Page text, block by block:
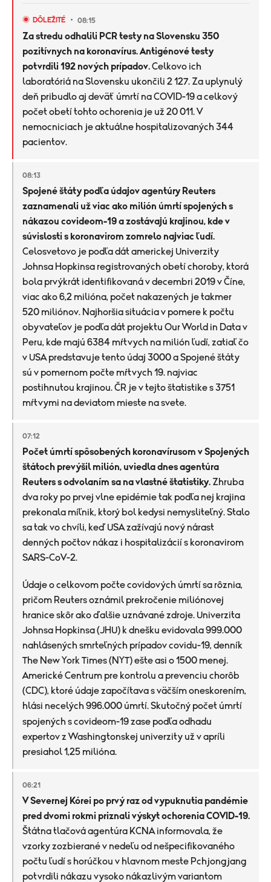
08:15
DÔLEŽITÉ
Za stredu odhalili PCR testy na Slovensku 350
pozitívnych na koronavírus.Antigénové testy
potvrdili 192 nových prípadov.Celkovo ich
laboratóriá na Slovensku ukončili 2 127. Za uplynulý
deň pribudlo aj deväť úmrtí na COVID-19 a celkový
počet obetí tohto ochorenia je už 20 011. V
nemocniciach je aktuálne hospitalizovaných 344
pacientov.
08:13
Spojené štáty podľa údajov agentúry Reuters
zaznamenali už viac ako milión úmrtí spojených s
nákazou covideom-19 a zostávajú krajinou, kde v
súvislosti s koronavirom zomrelo najviac ľudí.
Celosvetovo je podľa dát americkej Univerzity
Johnsa Hopkinsa registrovaných obetí choroby, ktorá
bola prvýkrát identifikovaná v decembri 2019 v Číne,
viac ako 6,2 milióna, počet nakazených je takmer
520 miliónov. Najhoršia situácia v pomere k počtu
obyvateľov je podľa dát projektu Our World in Data v
Peru, kde majú 6384 mŕtvych na milión ľudí, zatiaľ čo
v USA predstavuje tento údaj 3000 a Spojené štáty
sú v pomernom počte mŕtvych 19. najviac
postihnutou krajinou. ČR je v tejto štatistike s 3751
mŕtvymi na deviatom mieste na svete.
07:12
Počet úmrtí spôsobených koronavírusom v Spojených
štátoch prevýšil milión, uviedla dnes agentúra
Reuters s odvolaním sa na vlastné štatistiky. Zhruba
dva roky po prvej vlne epidémie tak podľa nej krajina
prekonala míľnik, ktorý bol kedysi nemysliteľný. Stalo
sa tak vo chvíli, keď USA zažívajú nový nárast
denných počtov nákaz i hospitalizácií s koronavirom
SARS-CoV-2.
Údaje o celkovom počte covidových úmrtí sa rôznia,
pričom Reuters oznámil prekročenie miliónovej
hranice skôr ako ďalšie uznávané zdroje. Univerzita
Johnsa Hopkinsa (JHU) k dnešku evidovala 999.000
nahlásených smrteľných prípadov covidu-19, denník
The New York Times (NYT) ešte asi o 1500 menej.
Americké Centrum pre kontrolu a prevenciu chorôb
(CDC), ktoré údaje započítava s väčším oneskorením,
hlási necelých 996.000 úmrtí.Skutočný počet úmrtí
spojených s covideom-19 zase podľa odhadu
expertov z Washingtonskej univerzity už v apríli
presiahol 1,25 milióna.
06:21
V Severnej Kórei po prvý raz od vypuknutia pandémie
pred dvomi rokmi priznali výskyt ochorenia COVID-19.
Štátna tlačová agentúra KCNA informovala, že
vzorky zozbierané v nedeľu od nešpecifikovaného
počtu ľudí s horúčkou v hlavnom meste Pchjongjang
potvrdili nákazu vysoko nákazlivým variantom